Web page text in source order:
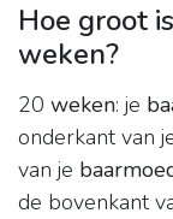
Hoe groot
weken?
20 weken: je
onderkant van
van je
de bovenkant